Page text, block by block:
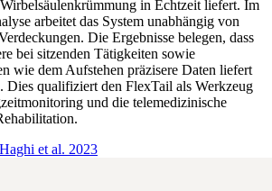
in Echtzeit liefert. Im
arbeitet das System unabhängig von
Die Ergebnisse belegen, dass
bei sitzenden Tätigkeiten sowie
wie dem Aufstehen präzisere Daten liefert
Dies qualifiziert den FlexTail als Werkzeug
und die telemedizinische
Haghi et al. 2023